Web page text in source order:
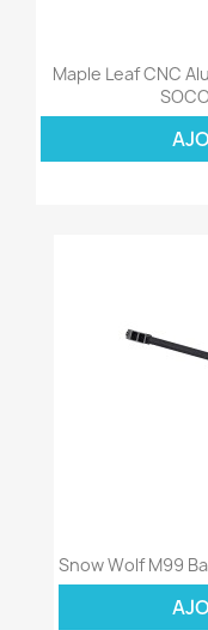
Maple Leaf CNC
Snow Wolf M99